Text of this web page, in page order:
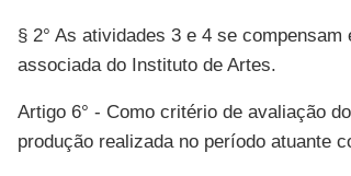
§ 2° As atividades 3 e 4 se
associada do Instituto de Artes.
Artigo 6° - Como critério de avaliação
produção realizada no período atuante